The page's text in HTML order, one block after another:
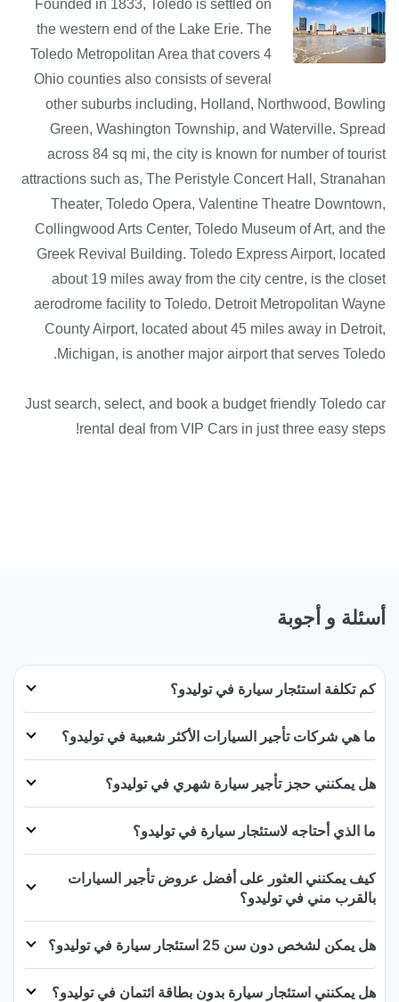
Founded in 1833, Toledo is settled on
the western end of the Lake Erie. The
Toledo Metropolitan Area that covers 4
Ohio counties also consists of several
other suburbs including, Holland, Northwood, Bowling
Green, Washington Township, and Waterville. Spread
across 84 sq mi, the city is known for number of tourist
attractions such as, The Peristyle Concert Hall, Stranahan
Theater, Toledo Opera, Valentine Theatre Downtown,
Collingwood Arts Center, Toledo Museum of Art, and the
Greek Revival Building. Toledo Express Airport, located
about 19 miles away from the city centre, is the closet
aerodrome facility to Toledo. Detroit Metropolitan Wayne
County Airport, located about 45 miles away in Detroit,
Michigan, is another major airport that serves Toledo.
Just search, select, and book a budget friendly Toledo car
rental deal from VIP Cars in just three easy steps!
أسئلة و أجوبة
كم تكلفة استئجار سيارة في توليدو؟
ما هي شركات تأجير السيارات الأكثر شعبية في توليدو؟
هل يمكنني حجز تأجير سيارة شهري في توليدو؟
ما الذي أحتاجه لاستئجار سيارة في توليدو؟
كيف يمكنني العثور على أفضل عروض تأجير السيارات
بالقرب مني في توليدو؟
هل يمكن لشخص دون سن 25 استئجار سيارة في توليدو؟
هل يمكنني استئجار سيارة بدون بطاقة ائتمان في توليدو؟